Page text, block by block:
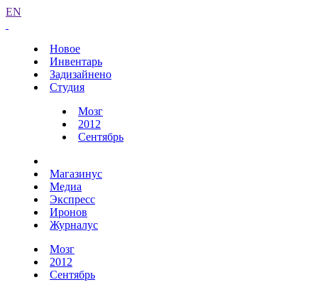
EN
Новое
Инвентарь
Задизайнено
Студия
Мозг
2012
Сентябрь
Магазинус
Медиа
Экспресс
Иронов
Журналус
Мозг
2012
Сентябрь